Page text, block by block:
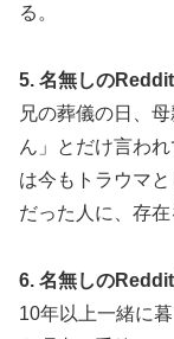
る。
5. 名無しの
兄の葬儀の日、
ん」とだけ言わ
は今もトラウマ
だった人に、存
6. 名無しの
10年以上一緒に